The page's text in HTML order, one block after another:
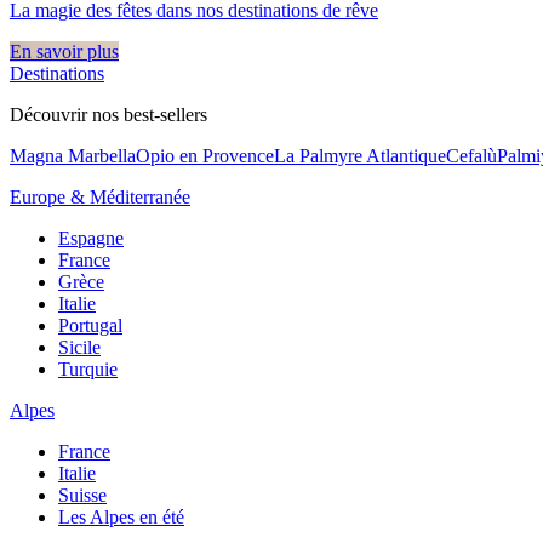
La magie des fêtes dans nos destinations de rêve​
En savoir plus
Destinations
Découvrir nos best-sellers
Magna MarbellaOpio en ProvenceLa Palmyre AtlantiqueCefalù
Europe & Méditerranée
Espagne
France
Grèce
Italie
Portugal
Sicile
Turquie
Alpes
France
Italie
Suisse
Les Alpes en été